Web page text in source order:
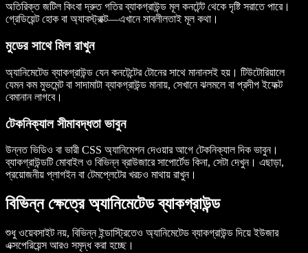
অতিরিক্ত জটিল কিংবা দ্রুত গতির ব্যাকগ্রাউন্ড মূল কনটেন্ট থেকে দৃষ্টি সরাতে পারে।
গ্রেডিয়েন্ট হোক বা অ্যাবস্ট্রাক্ট—এখানে সাবলীলতাই মূল কথা।
মুডের সাথে মিল রাখুন
অ্যানিমেটেড ব্যাকগ্রাউন্ড যেন কনটেন্টের টোনের সাথে মানানসই হয়। টিউটোরিয়ালে
যেমন কম মুভমেন্ট বা সাদামাটা ব্যাকগ্রাউন্ড মানায়, সেখানে ঝলমলে বা প্রদীপ ইফেক্ট
বেমানান লাগবে।
টেকনিক্যাল সীমাবদ্ধতা ভাবুন
উন্নত ভিডিও বা ভারী CSS অ্যানিমেশন দেওয়ার আগে টেকনিক্যাল দিক ভাবুন।
ব্যাকগ্রাউন্ডটি মোবাইল ও বিভিন্ন ব্রাউজারে সাপোর্টেড কিনা, সেটা দেখুন। এছাড়া,
প্রয়োজনীয় প্লাগইন বা টেমপ্লেটের খরচও মাথায় রাখুন।
বিভিন্ন ক্ষেত্রে অ্যানিমেটেড ব্যাকগ্রাউন্ড
শুধু ওয়েবসাইট নয়, বিভিন্ন ইন্ডাস্ট্রিতেও অ্যানিমেটেড ব্যাকগ্রাউন্ড দিয়ে ইউজার
এক্সপেরিয়েন্স আরও সমৃদ্ধ করা হচ্ছে।